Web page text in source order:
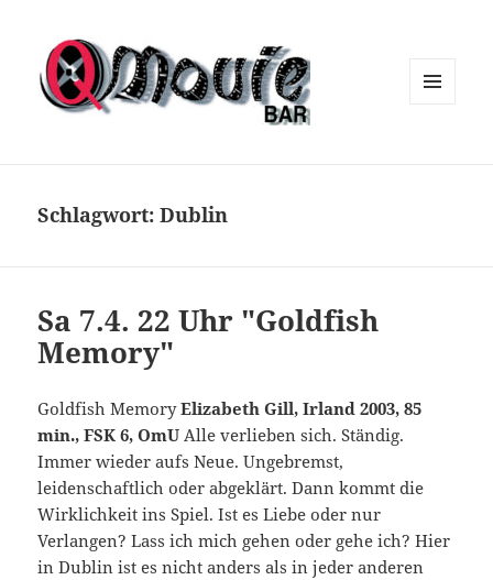
Schlagwort:Dublin
Sa 7.4. 22 Uhr "Goldfish
Memory"
Goldfish MemoryElizabeth Gill, Irland 2003, 85
min., FSK 6, OmU Alle verlieben sich. Ständig.
Immer wieder aufs Neue. Ungebremst,
leidenschaftlich oder abgeklärt. Dann kommt die
Wirklichkeit ins Spiel. Ist es Liebe oder nur
Verlangen? Lass ich mich gehen oder gehe ich? Hier
in Dublin ist es nicht anders als in jeder anderen